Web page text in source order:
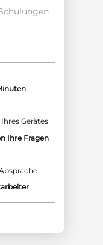
Ihres Gerätes
Ihre Fragen